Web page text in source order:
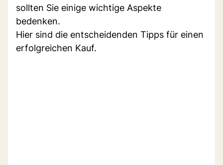
sollten Sie einige wichtige Aspekte
bedenken.
Hier sind die entscheidenden Tipps für einen
erfolgreichen Kauf.